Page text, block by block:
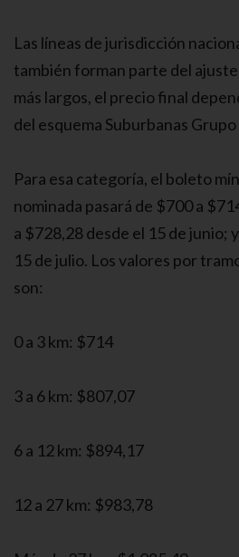
Las líneas de jurisdicción
también forman parte del
más largos, el precio final
del esquema Suburbanas Grupo
Para esa categoría, el boleto
nominada pasará de $700 a
a $728,28 desde el 15 de junio;
15 de julio. Los valores por
son:
0 a 3 km: $714
3 a 6 km: $807,07
6 a 12 km: $894,17
12 a 27 km: $983,78